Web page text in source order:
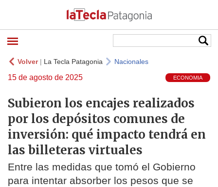
Volver| La Tecla Patagonia Nacionales
15 de agosto de 2025 ECONOMIA
Subieron los encajes realizados
por los depósitos comunes de
inversión: qué impacto tendrá en
las billeteras virtuales
Entre las medidas que tomó el Gobierno
para intentar absorber los pesos que se